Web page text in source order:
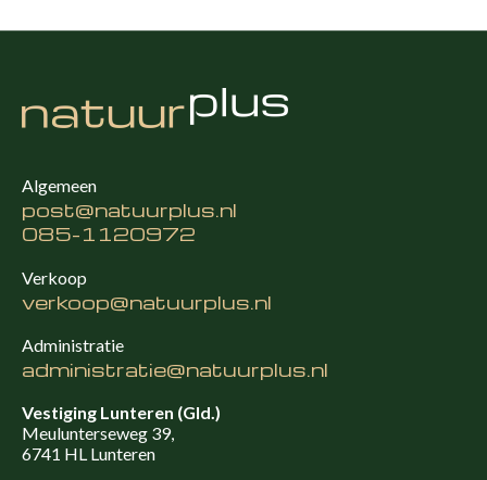
Algemeen
post@natuurplus.nl
085-1120972
Verkoop
verkoop@natuurplus.nl
Administratie
administratie@natuurplus.nl
Vestiging Lunteren (Gld.)
Meulunterseweg 39,
6741 HL Lunteren